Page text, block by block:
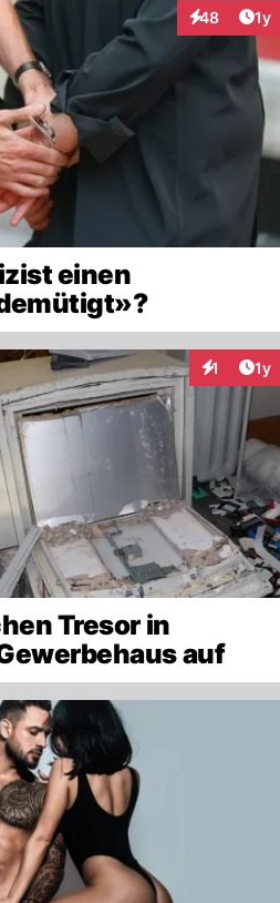
48 1y
einen
1 1y
Tresor in
auf